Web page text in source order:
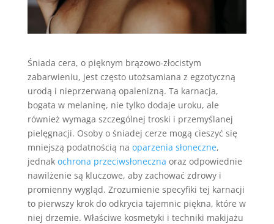
Śniada cera, o pięknym brązowo-złocistym
zabarwieniu, jest często utożsamiana z egzotyczną
urodą i nieprzerwaną opalenizną. Ta karnacja,
bogata w melaninę, nie tylko dodaje uroku, ale
również wymaga szczególnej troski i przemyślanej
pielęgnacji. Osoby o śniadej cerze mogą cieszyć się
mniejszą podatnością na oparzenia słoneczne,
jednak ochrona przeciwsłoneczna oraz odpowiednie
nawilżenie są kluczowe, aby zachować zdrowy i
promienny wygląd. Zrozumienie specyfiki tej karnacji
to pierwszy krok do odkrycia tajemnic piękna, które w
niej drzemie. Właściwe kosmetyki i techniki makijażu